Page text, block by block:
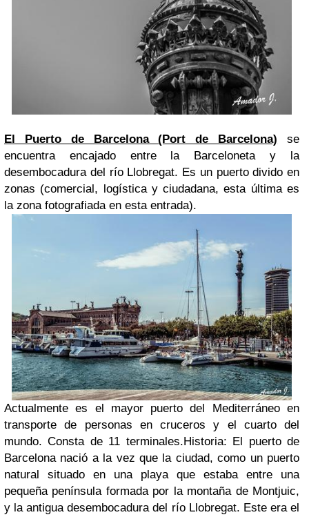
El Puerto de Barcelona (Port de Barcelona) se
encuentra encajado entre la Barceloneta y la
desembocadura del río Llobregat. Es un puerto divido en
zonas (comercial, logística y ciudadana, esta última es
la zona fotografiada en esta entrada).
Actualmente es el mayor puerto del Mediterráneo en
transporte de personas en cruceros y el cuarto del
mundo. Consta de 11 terminales.Historia: El puerto de
Barcelona nació a la vez que la ciudad, como un puerto
natural situado en una playa que estaba entre una
pequeña península formada por la montaña de Montjuic,
y la antigua desembocadura del río Llobregat. Este era el